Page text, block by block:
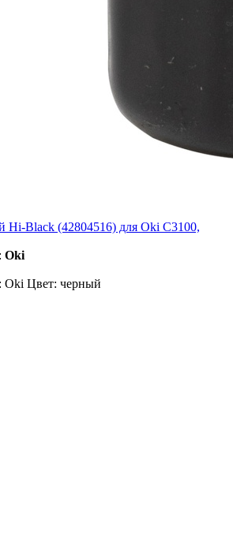
Hi-Black (42804516) для Oki С3100,
Oki
Oki Цвет: черный